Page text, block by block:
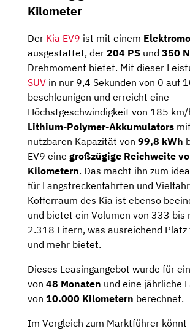
Kilometer
Der Kia EV9 ist mit einem
ausgestattet, der 204 PS und 350
Drehmoment bietet. Mit dieser
SUV in nur 9,4 Sekunden von 0 auf
beschleunigen und erreicht eine
Höchstgeschwindigkeit von 185 km/
Lithium-Polymer-Akkumulators
nutzbaren Kapazität von 99,8 kWh
EV9 eine großzügige Reichweite
Kilometern. Das macht ihn zum
für Langstreckenfahrten und
Kofferraum des Kia ist ebenso
und bietet ein Volumen von 333 bis
2.318 Litern, was ausreichend Platz
und mehr bietet.
Dieses Leasingangebot wurde für
von 48 Monaten und eine jährliche
von 10.000 Kilometern berechnet.
Im Vergleich zum Marktführer könnt